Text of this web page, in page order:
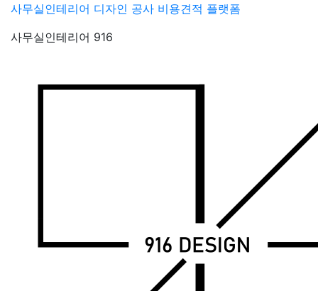
Skip
content
사무실인테리어 디자인 공사 비용견적 플랫폼
사무실인테리어 916